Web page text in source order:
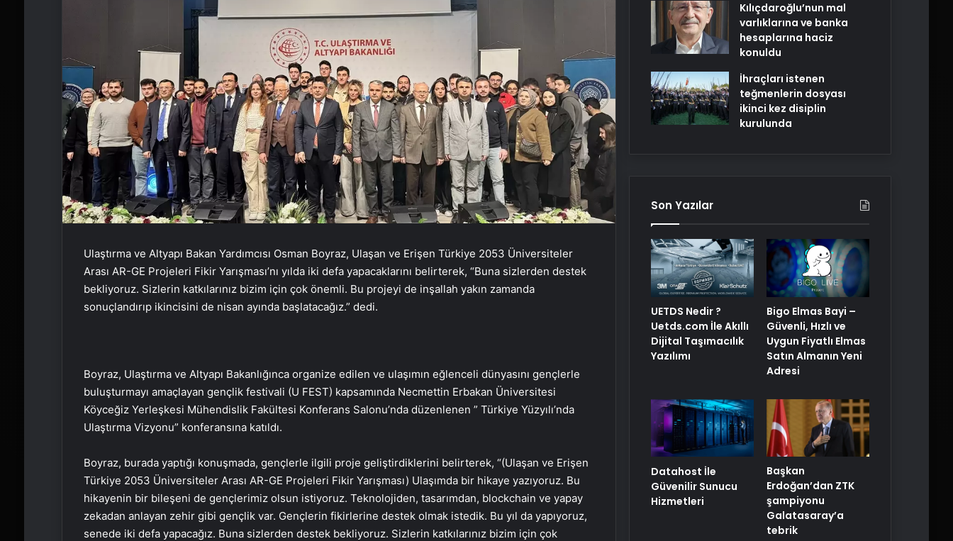
Ulaştırma ve Altyapı Bakan Yardımcısı Osman Boyraz, Ulaşan ve Erişen Türkiye 2053 Üniversiteler
Arası AR-GE Projeleri Fikir Yarışması’nı yılda iki defa yapacaklarını belirterek, “Buna sizlerden destek
bekliyoruz. Sizlerin katkılarınız bizim için çok önemli. Bu projeyi de inşallah yakın zamanda
sonuçlandırıp ikincisini de nisan ayında başlatacağız.” dedi.
Boyraz, Ulaştırma ve Altyapı Bakanlığınca organize edilen ve ulaşımın eğlenceli dünyasını gençlerle
buluşturmayı amaçlayan gençlik festivali (U FEST) kapsamında Necmettin Erbakan Üniversitesi
Köyceğiz Yerleşkesi Mühendislik Fakültesi Konferans Salonu’nda düzenlenen ” Türkiye Yüzyılı’nda
Ulaştırma Vizyonu” konferansına katıldı.
Boyraz, burada yaptığı konuşmada, gençlerle ilgili proje geliştirdiklerini belirterek, “(Ulaşan ve Erişen
Türkiye 2053 Üniversiteler Arası AR-GE Projeleri Fikir Yarışması) Ulaşımda bir hikaye yazıyoruz. Bu
hikayenin bir bileşeni de gençlerimiz olsun istiyoruz. Teknolojiden, tasarımdan, blockchain ve yapay
zekadan anlayan zehir gibi gençlik var. Gençlerin fikirlerine destek olmak istedik. Bu yıl da yapıyoruz,
senede iki defa yapacağız. Buna sizlerden destek bekliyoruz. Sizlerin katkılarınız bizim için çok
Kılıçdaroğlu’nun mal
varlıklarına ve banka
hesaplarına haciz
konuldu
İhraçları istenen
teğmenlerin dosyası
ikinci kez disiplin
kurulunda
Son Yazılar
UETDS Nedir ?
Uetds.com İle Akıllı
Dijital Taşımacılık
Yazılımı
Bigo Elmas Bayi –
Güvenli, Hızlı ve
Uygun Fiyatlı Elmas
Satın Almanın Yeni
Adresi
Datahost İle
Güvenilir Sunucu
Hizmetleri
Başkan
Erdoğan’dan ZTK
şampiyonu
Galatasaray’a
tebrik